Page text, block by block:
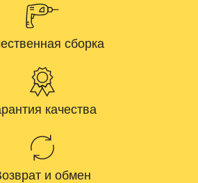
сборка
качества
и обмен